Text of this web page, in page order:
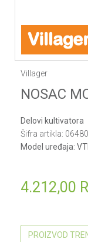
Villager
NOSAC
Delovi kultivatora
Šifra artikla:
Model uređaja:
4.212,00
PROIZVOD